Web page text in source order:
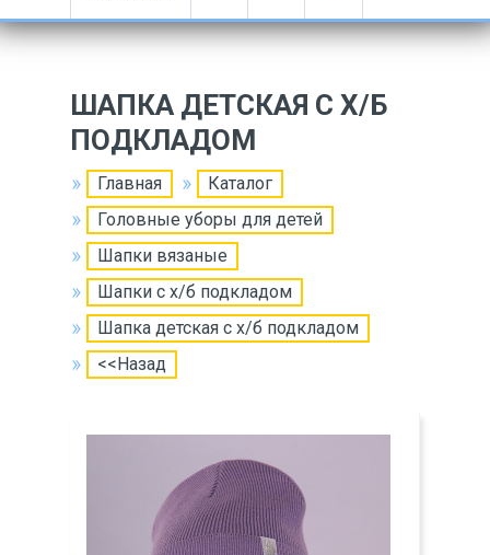
ШАПКА ДЕТСКАЯ С Х/Б
ПОДКЛАДОМ
Главная
Каталог
Головные уборы для детей
Шапки вязаные
Шапки с х/б подкладом
Шапка детская с х/б подкладом
<<Назад